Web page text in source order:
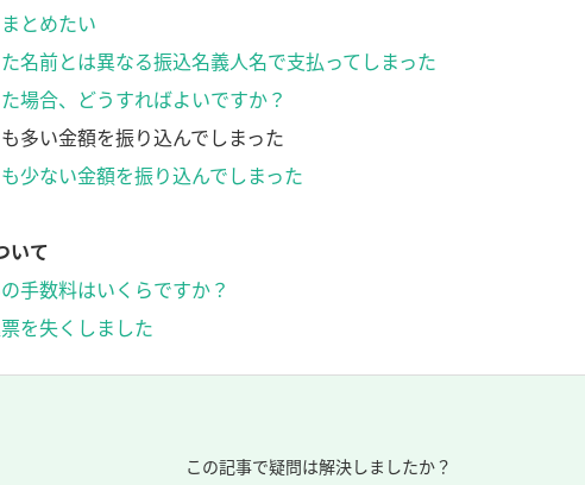
とめたい
名前とは異なる振込名義人名で支払ってしまった
場合、どうすればよいですか？
多い金額を振り込んでしまった
少ない金額を振り込んでしまった
いて
手数料はいくらですか？
を失くしました
この記事で疑問は解決しましたか？